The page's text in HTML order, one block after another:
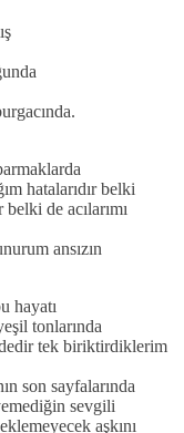
hatalarıdır belki
de acılarımı
ansızın
hayatı
tonlarında
tek biriktirdiklerim
son sayfalarında
sevgili
aşkını